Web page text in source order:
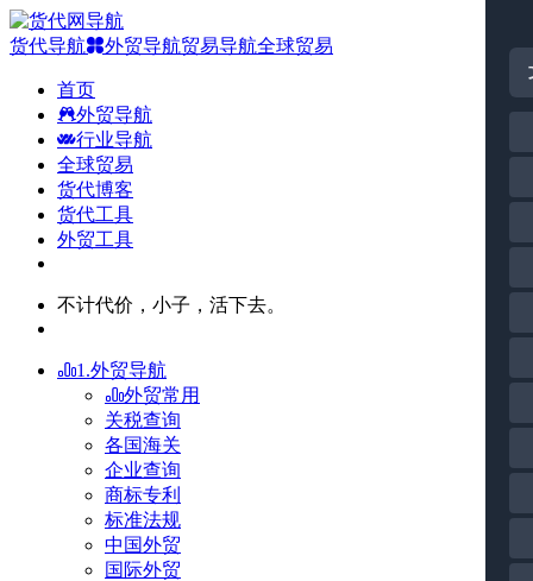
货代导航 外贸导航贸易导航全球贸易
首页
外贸导航
行业导航
全球贸易
货代博客
货代工具
外贸工具
不计代价，小子，活下去。
1.外贸导航
外贸常用
关税查询
各国海关
企业查询
商标专利
标准法规
中国外贸
国际外贸